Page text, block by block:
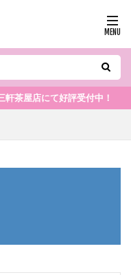
茶屋店にて好評受付中！